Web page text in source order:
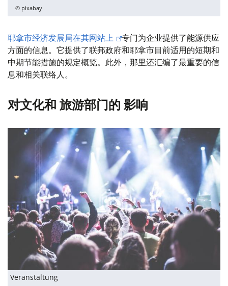
© pixabay
耶拿市经济发展局在其网站上
专门为企业提供了能源供应
方面的信息。它提供了联邦政府和耶拿市目前适用的短期和
中期节能措施的规定概览。此外，那里还汇编了最重要的信
息和相关联络人。
对文化和 旅游部门的 影响
Veranstaltung